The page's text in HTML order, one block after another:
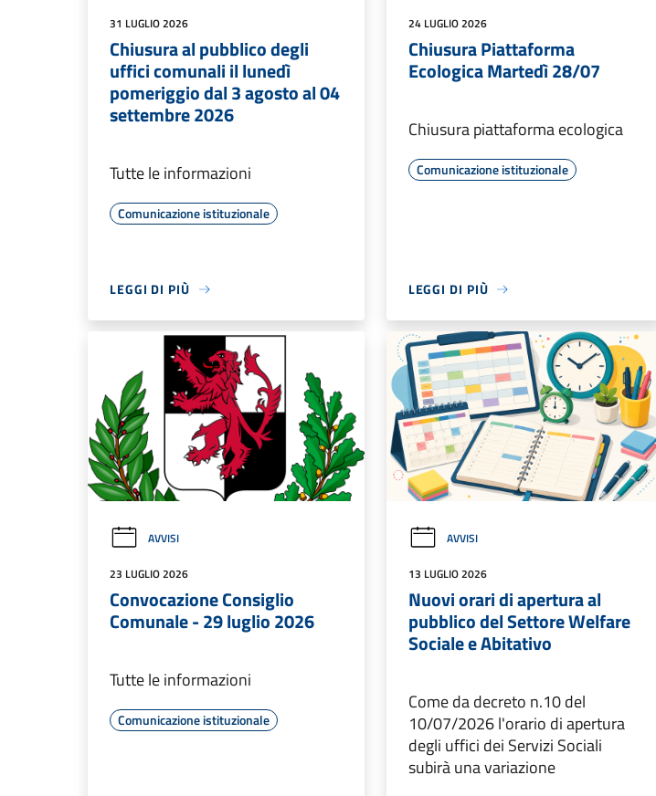
31 LUGLIO 2026
Chiusura al pubblico degli
uffici comunali il lunedì
pomeriggio dal 3 agosto al 04
settembre 2026
Tutte le informazioni
Comunicazione istituzionale
LEGGI DI PIÙ
24 LUGLIO 2026
Chiusura Piattaforma
Ecologica Martedì 28/07
Chiusura piattaforma ecologica
Comunicazione istituzionale
LEGGI DI PIÙ
AVVISI
23 LUGLIO 2026
Convocazione Consiglio
Comunale - 29 luglio 2026
Tutte le informazioni
Comunicazione istituzionale
AVVISI
13 LUGLIO 2026
Nuovi orari di apertura al
pubblico del Settore Welfare
Sociale e Abitativo
Come da decreto n.10 del
10/07/2026 l'orario di apertura
degli uffici dei Servizi Sociali
subirà una variazione